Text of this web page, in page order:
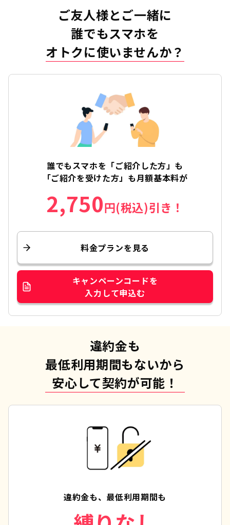
ご友人様とご一緒に
誰でもスマホを
オトクに使いませんか？
誰でもスマホを 「ご紹介した方」も
「ご紹介を受けた方」も月額基本料が
2,750円(税込)引き！
料金プランを見る
キャンペーンコードを
入力して申込む
違約金も
最低利用期間もないから
安心して契約が可能！
違約金も、最低利用期間も